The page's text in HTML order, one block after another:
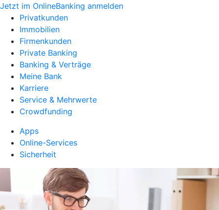
Jetzt im OnlineBanking anmelden
Privatkunden
Immobilien
Firmenkunden
Private Banking
Banking & Verträge
Meine Bank
Karriere
Service & Mehrwerte
Crowdfunding
Apps
Online-Services
Sicherheit